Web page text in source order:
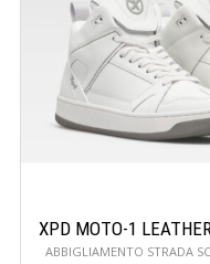
XPD MOTO-1
ABBIGLIAMENTO STRADA